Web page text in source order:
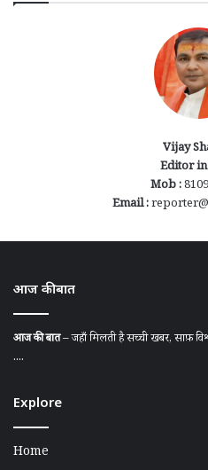
Vijay
Editor
Mob :
Email :
आज की बात
आज की बात– जहाँ मिलती है सच्ची खबर, साफ़
....
Explore
Home